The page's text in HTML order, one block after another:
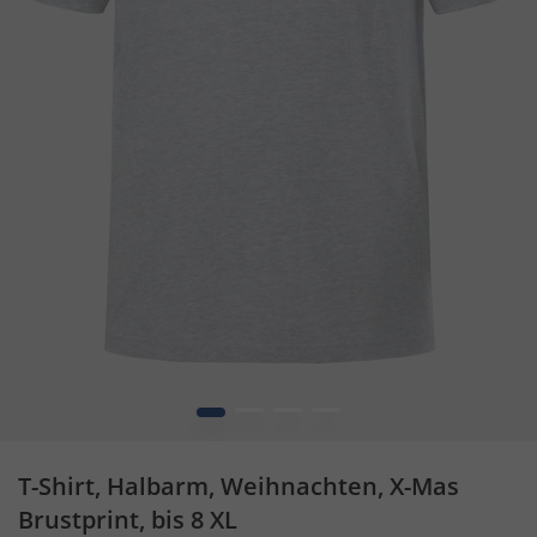
1
T-Shirt, Halbarm, Weihnachten, X-Mas
Brustprint, bis 8 XL